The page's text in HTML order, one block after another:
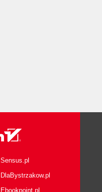
Sensus.pl
DlaBystrzakow.pl
Ebookpoint.pl